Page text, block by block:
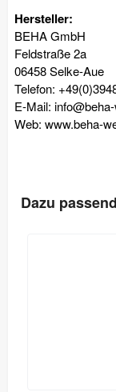
Hersteller:
BEHA GmbH
Feldstraße 2a
06458 Selke-Aue
Telefon:
E-Mail:
Web: www.beha-
Dazu